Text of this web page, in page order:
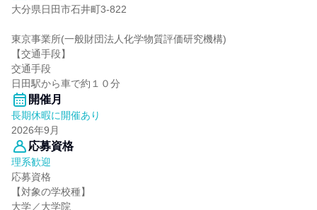
大分県日田市石井町3-822
東京事業所(一般財団法人化学物質評価研究機構)
【交通手段】
交通手段
日田駅から車で約１０分
開催月
長期休暇に開催あり
2026年9月
応募資格
理系歓迎
応募資格
【対象の学校種】
大学／大学院